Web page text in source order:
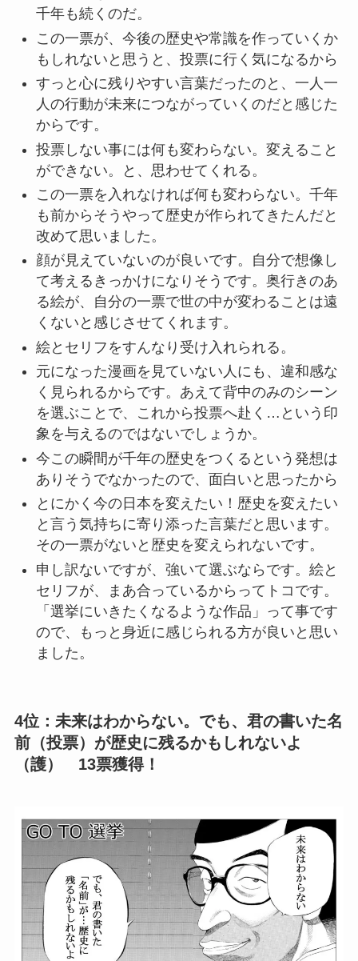
千年も続くのだ。
この一票が、今後の歴史や常識を作っていくか
もしれないと思うと、投票に行く気になるから
すっと心に残りやすい言葉だったのと、一人一
人の行動が未来につながっていくのだと感じた
からです。
投票しない事には何も変わらない。変えること
ができない。と、思わせてくれる。
この一票を入れなければ何も変わらない。千年
も前からそうやって歴史が作られてきたんだと
改めて思いました。
顔が見えていないのが良いです。自分で想像し
て考えるきっかけになりそうです。奥行きのあ
る絵が、自分の一票で世の中が変わることは遠
くないと感じさせてくれます。
絵とセリフをすんなり受け入れられる。
元になった漫画を見ていない人にも、違和感な
く見られるからです。あえて背中のみのシーン
を選ぶことで、これから投票へ赴く…という印
象を与えるのではないでしょうか。
今この瞬間が千年の歴史をつくるという発想は
ありそうでなかったので、面白いと思ったから
とにかく今の日本を変えたい！歴史を変えたい
と言う気持ちに寄り添った言葉だと思います。
その一票がないと歴史を変えられないです。
申し訳ないですが、強いて選ぶならです。絵と
セリフが、まあ合っているからってトコです。
「選挙にいきたくなるような作品」って事です
ので、もっと身近に感じられる方が良いと思い
ました。
4位：未来はわからない。でも、君の書いた名
前（投票）が歴史に残るかもしれないよ
（護） 13票獲得！